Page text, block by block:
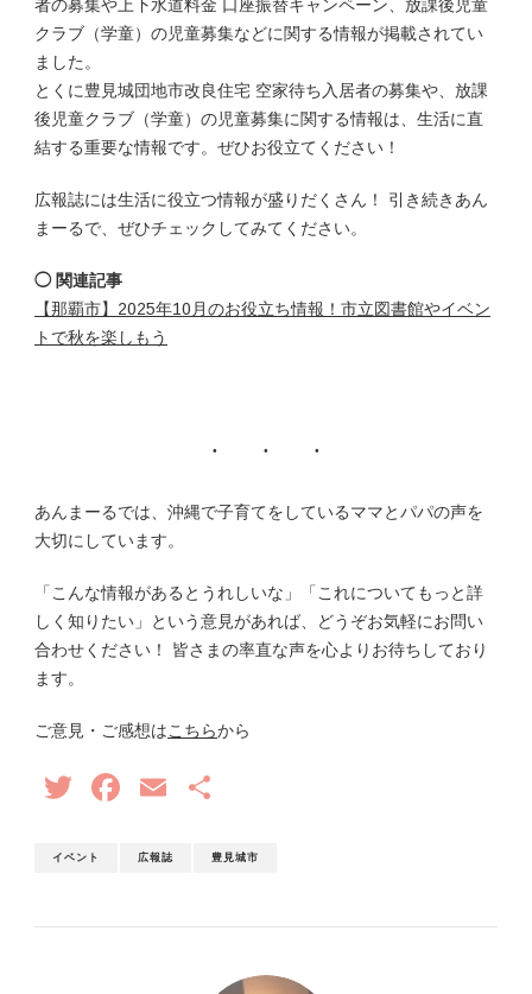
者の募集や上下水道料金 口座振替キャンペーン、放課後児童
クラブ（学童）の児童募集などに関する情報が掲載されてい
ました。
とくに豊見城団地市改良住宅 空家待ち入居者の募集や、放課
後児童クラブ（学童）の児童募集に関する情報は、生活に直
結する重要な情報です。ぜひお役立てください！
広報誌には生活に役立つ情報が盛りだくさん！ 引き続きあん
まーるで、ぜひチェックしてみてください。
◯ 関連記事
【那覇市】2025年10月のお役立ち情報！市立図書館やイベン
トで秋を楽しもう
あんまーるでは、沖縄で子育てをしているママとパパの声を
大切にしています。
「こんな情報があるとうれしいな」「これについてもっと詳
しく知りたい」という意見があれば、どうぞお気軽にお問い
合わせください！ 皆さまの率直な声を心よりお待ちしており
ます。
ご意見・ご感想はこちらから
TwitterFacebook
Email
イベント 広報誌 豊見城市